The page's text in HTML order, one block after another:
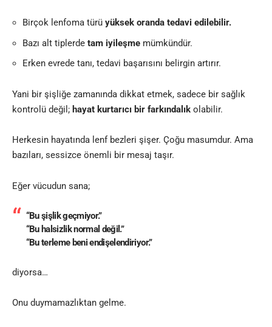
Birçok lenfoma türü yüksek oranda tedavi edilebilir.
Bazı alt tiplerde tam iyileşme mümkündür.
Erken evrede tanı, tedavi başarısını belirgin artırır.
Yani bir şişliğe zamanında dikkat etmek, sadece bir sağlık
kontrolü değil; hayat kurtarıcı bir farkındalık olabilir.
Herkesin hayatında lenf bezleri şişer. Çoğu masumdur. Ama
bazıları, sessizce önemli bir mesaj taşır.
Eğer vücudun sana;
“Bu şişlik geçmiyor.”
“Bu halsizlik normal değil.”
“Bu terleme beni endişelendiriyor.”
diyorsa…
Onu duymamazlıktan gelme.